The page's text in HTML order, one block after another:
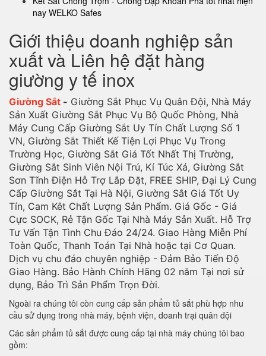
nay WELKO Safes
Giới thiệu doanh nghiệp sản
xuất và Liên hệ đặt hàng
giường y tế inox
Giường Sắt - Giường Sắt Phục Vụ Quân Đội, Nhà Máy
Sản Xuất Giường Sắt Phục Vụ Bộ Quốc Phòng, Nhà
Máy Cung Cấp Giường Sắt Uy Tín Chất Lượng Số 1
VN, Giường Sắt Thiết Kế Tiện Lợi Phục Vụ Trong
Trường Học, Giường Sắt Giá Tốt Nhất Thị Trường,
Giường Sắt Sinh Viên Nội Trú, Kí Túc Xá, Giường Sắt
Sơn Tĩnh Điện Hỗ Trợ Lắp Đặt, FREE SHIP, Đại Lý Cung
Cấp Giường Sắt Tại Hà Nội, Giường Sắt Giá Tốt Uy
Tín, Cam Kêt Chất Lượng Sản Phẩm. Giá Gốc - Giá
Cực SOCK, Rẻ Tận Gốc Tại Nhà Máy Sản Xuất. Hỗ Trợ
Tư Vấn Tận Tình Chu Đáo 24/24. Giao Hàng Miễn Phí
Toàn Quốc, Thanh Toán Tại Nhà hoặc tại Cơ Quan.
Dịch vụ chu đáo chuyên nghiệp - Đảm Bảo Tiến Độ
Giao Hàng. Bảo Hành Chính Hãng 02 năm Tại nơi sử
dụng, Bảo Trì Sản Phẩm Trọn Đời.
Ngoài ra chúng tôi còn cung cấp sản phẩm tủ sắt phù hợp nhu
cầu sử dụng trong nhà máy, bệnh viện, doanh trại quân đội
Các sản phẩm tủ sắt được cung cấp tại nhà máy chúng tôi bao
gồm: